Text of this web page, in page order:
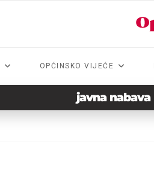
OPĆINSKO VIJEĆE
javna nabava